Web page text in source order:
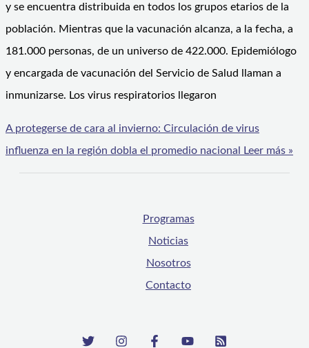
y se encuentra distribuida en todos los grupos etarios de la
población. Mientras que la vacunación alcanza, a la fecha, a
181.000 personas, de un universo de 422.000. Epidemiólogo
y encargada de vacunación del Servicio de Salud llaman a
inmunizarse. Los virus respiratorios llegaron
A protegerse de cara al invierno: Circulación de virus
influenza en la región dobla el promedio nacional
Leer más »
Programas
Noticias
Nosotros
Contacto